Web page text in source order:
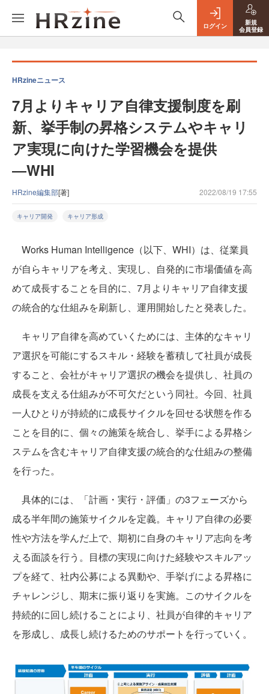
ログイン
新規
会員登録
HRzineニュース
7月よりキャリア自律支援制度を刷
新、挙手制の昇格システムやキャリ
ア実現に向けた学習機会を提供
―WHI
HRzine編集部[著] 2022/08/19 17:55
キャリア開発 キャリア形成
Works Human Intelligence（以下、WHI）は、従業員
が自らキャリアを考え、実現し、自発的に市場価値を高
めて成長することを目的に、7月よりキャリア自律支援
の統合的な仕組みを刷新し、運用開始したと発表した。
キャリア自律を高めていくためには、主体的なキャリ
ア選択を可能にするスキル・経験を蓄積して社員が成長
すること、会社がキャリア選択の機会を提供し、社員の
成長を支える仕組みが不可欠だという同社。今回、社員
一人ひとりが持続的に成長サイクルを回せる状態を作る
ことを目的に、個々の施策を統合し、挙手による昇格シ
ステムを含むキャリア自律支援の統合的な仕組みの整備
を行った。
具体的には、「計画・実行・評価」の3フェーズから
成る半年間の施策サイクルを定義。キャリア自律の必要
性や方法を学んだ上で、期初に自身のキャリア志向を考
える面談を行う。目標の実現に向けた経験やスキルアッ
プを経て、社内公募による異動や、手挙げによる昇格に
チャレンジし、期末に振り返りを実施。このサイクルを
持続的に回し続けることにより、社員が自律的キャリア
を形成し、成長し続けるためのサポートを行っていく。